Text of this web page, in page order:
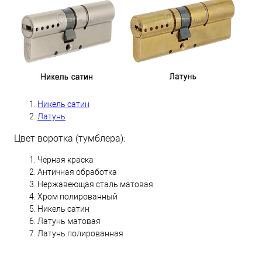
Никель сатин
Латунь
Цвет воротка (тумблера):
Черная краска
Античная обработка
Нержавеющая сталь матовая
Хром полированный
Никель сатин
Латунь матовая
Латунь полированная